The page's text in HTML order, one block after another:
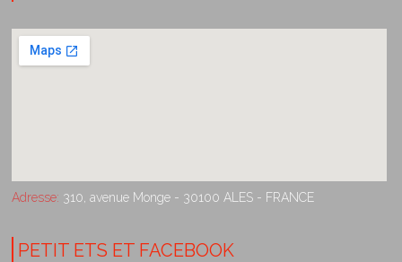
Adresse: 310, avenue Monge - 30100 ALES - FRANCE
PETIT ETS ET FACEBOOK